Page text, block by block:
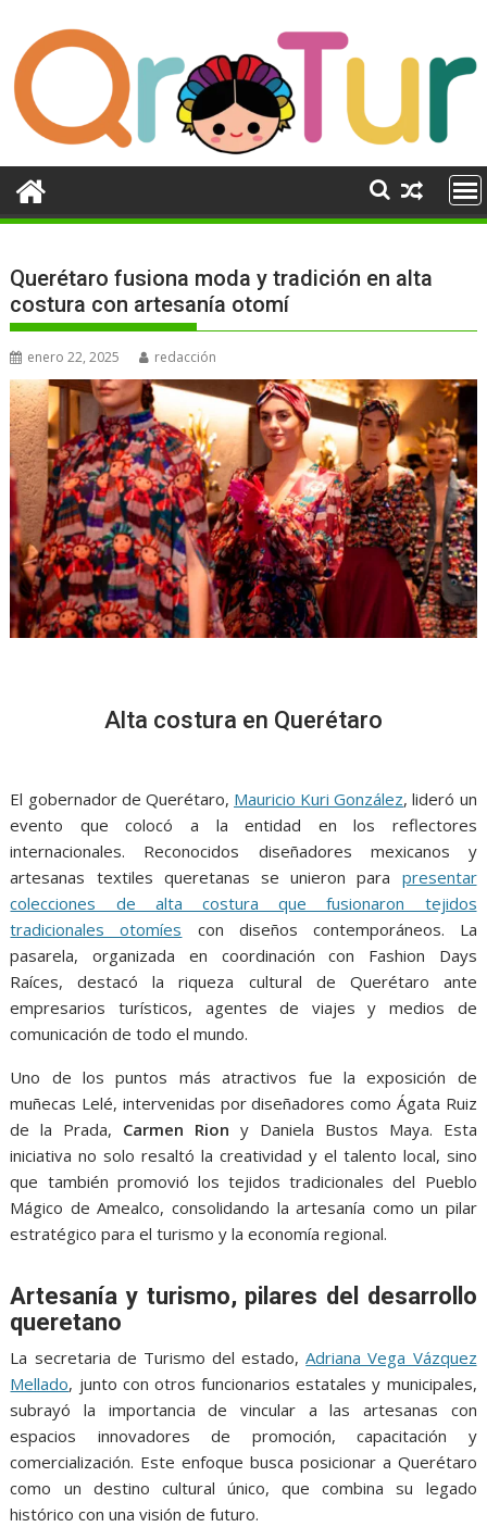
contenido
Querétaro fusiona moda y tradición en alta
costura con artesanía otomí
enero 22, 2025 redacción
Alta costura en Querétaro
El gobernador de Querétaro, Mauricio Kuri González, lideró un
evento que colocó a la entidad en los reflectores
internacionales. Reconocidos diseñadores mexicanos y
artesanas textiles queretanas se unieron para presentar
colecciones de alta costura que fusionaron tejidos
tradicionales otomíes con diseños contemporáneos. La
pasarela, organizada en coordinación con Fashion Days
Raíces, destacó la riqueza cultural de Querétaro ante
empresarios turísticos, agentes de viajes y medios de
comunicación de todo el mundo.
Uno de los puntos más atractivos fue la exposición de
muñecas Lelé, intervenidas por diseñadores como Ágata Ruiz
de la Prada, Carmen Rion y Daniela Bustos Maya. Esta
iniciativa no solo resaltó la creatividad y el talento local, sino
que también promovió los tejidos tradicionales del Pueblo
Mágico de Amealco, consolidando la artesanía como un pilar
estratégico para el turismo y la economía regional.
Artesanía y turismo, pilares del desarrollo
queretano
La secretaria de Turismo del estado,Adriana Vega Vázquez
Mellado, junto con otros funcionarios estatales y municipales,
subrayó la importancia de vincular a las artesanas con
espacios innovadores de promoción, capacitación y
comercialización. Este enfoque busca posicionar a Querétaro
como un destino cultural único, que combina su legado
histórico con una visión de futuro.